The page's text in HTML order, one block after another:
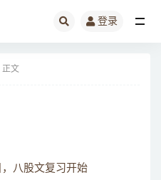
登录
正文
八股文复习开始